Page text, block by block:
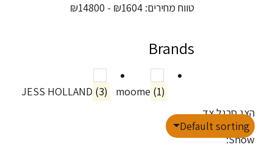
טווח מחירים: 1604
- ₪
14800
Brands
JESS HOLLAND (3) moome (1)
הצג סרגל צד
Default sorting
Show: